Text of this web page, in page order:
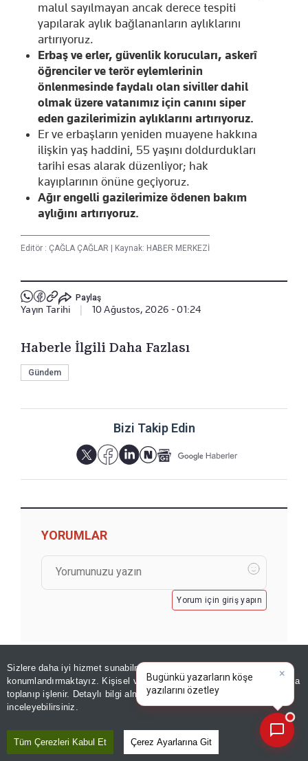
Sizlere daha iyi hizmet sunabilmek adına sitemizde
konumlandırmaktayız. Kişisel verileriniz, KVKK ve GDPR kapsamında
toplanıp işlenir. Detaylı bilgi almak içinAydınlatma Metnimizi
inceleyebilirsiniz.
Tüm Çerezleri Kabul Et Çerez Ayarlarına Git
malul sayılmayan ancak derece tespiti
yapılarak aylık bağlananların aylıklarını
artırıyoruz.
Erbaş ve erler, güvenlik korucuları, askerî
öğrenciler ve terör eylemlerinin
önlenmesinde faydalı olan siviller dahil
olmak üzere vatanımız için canını siper
eden gazilerimizin aylıklarını artırıyoruz.
Er ve erbaşların yeniden muayene hakkına
ilişkin yaş haddini, 55 yaşını doldurdukları
tarihi esas alarak düzenliyor; hak
kayıplarının önüne geçiyoruz.
Ağır engelli gazilerimize ödenen bakım
aylığını artırıyoruz.
Editör : ÇAĞLA ÇAĞLAR Kaynak: HABER MERKEZİ
Paylaş
Yayın Tarihi 10 Ağustos, 2026 - 01:24
Haberle İlgili Daha Fazlası
Gündem
Bizi Takip Edin
YORUMLAR
Yorum için giriş yapın
GÖZDEN KAÇMASIN
Altındaki yükseliş kalıcı değil... İslam
×
Bugünkü yazarların köşe
yazılarını özetleyin!